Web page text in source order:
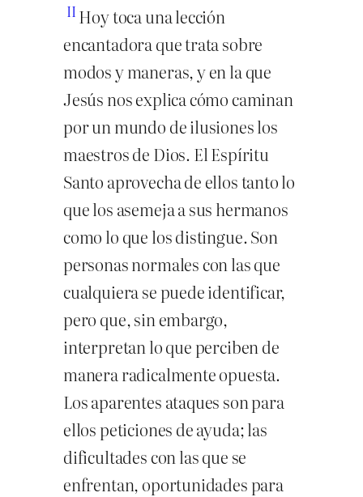
II Hoy toca una lección
encantadora que trata sobre
modos y maneras, y en la que
Jesús nos explica cómo caminan
por un mundo de ilusiones los
maestros de Dios. El Espíritu
Santo aprovecha de ellos tanto lo
que los asemeja a sus hermanos
como lo que los distingue. Son
personas normales con las que
cualquiera se puede identificar,
pero que, sin embargo,
interpretan lo que perciben de
manera radicalmente opuesta.
Los aparentes ataques son para
ellos peticiones de ayuda; las
dificultades con las que se
enfrentan, oportunidades para